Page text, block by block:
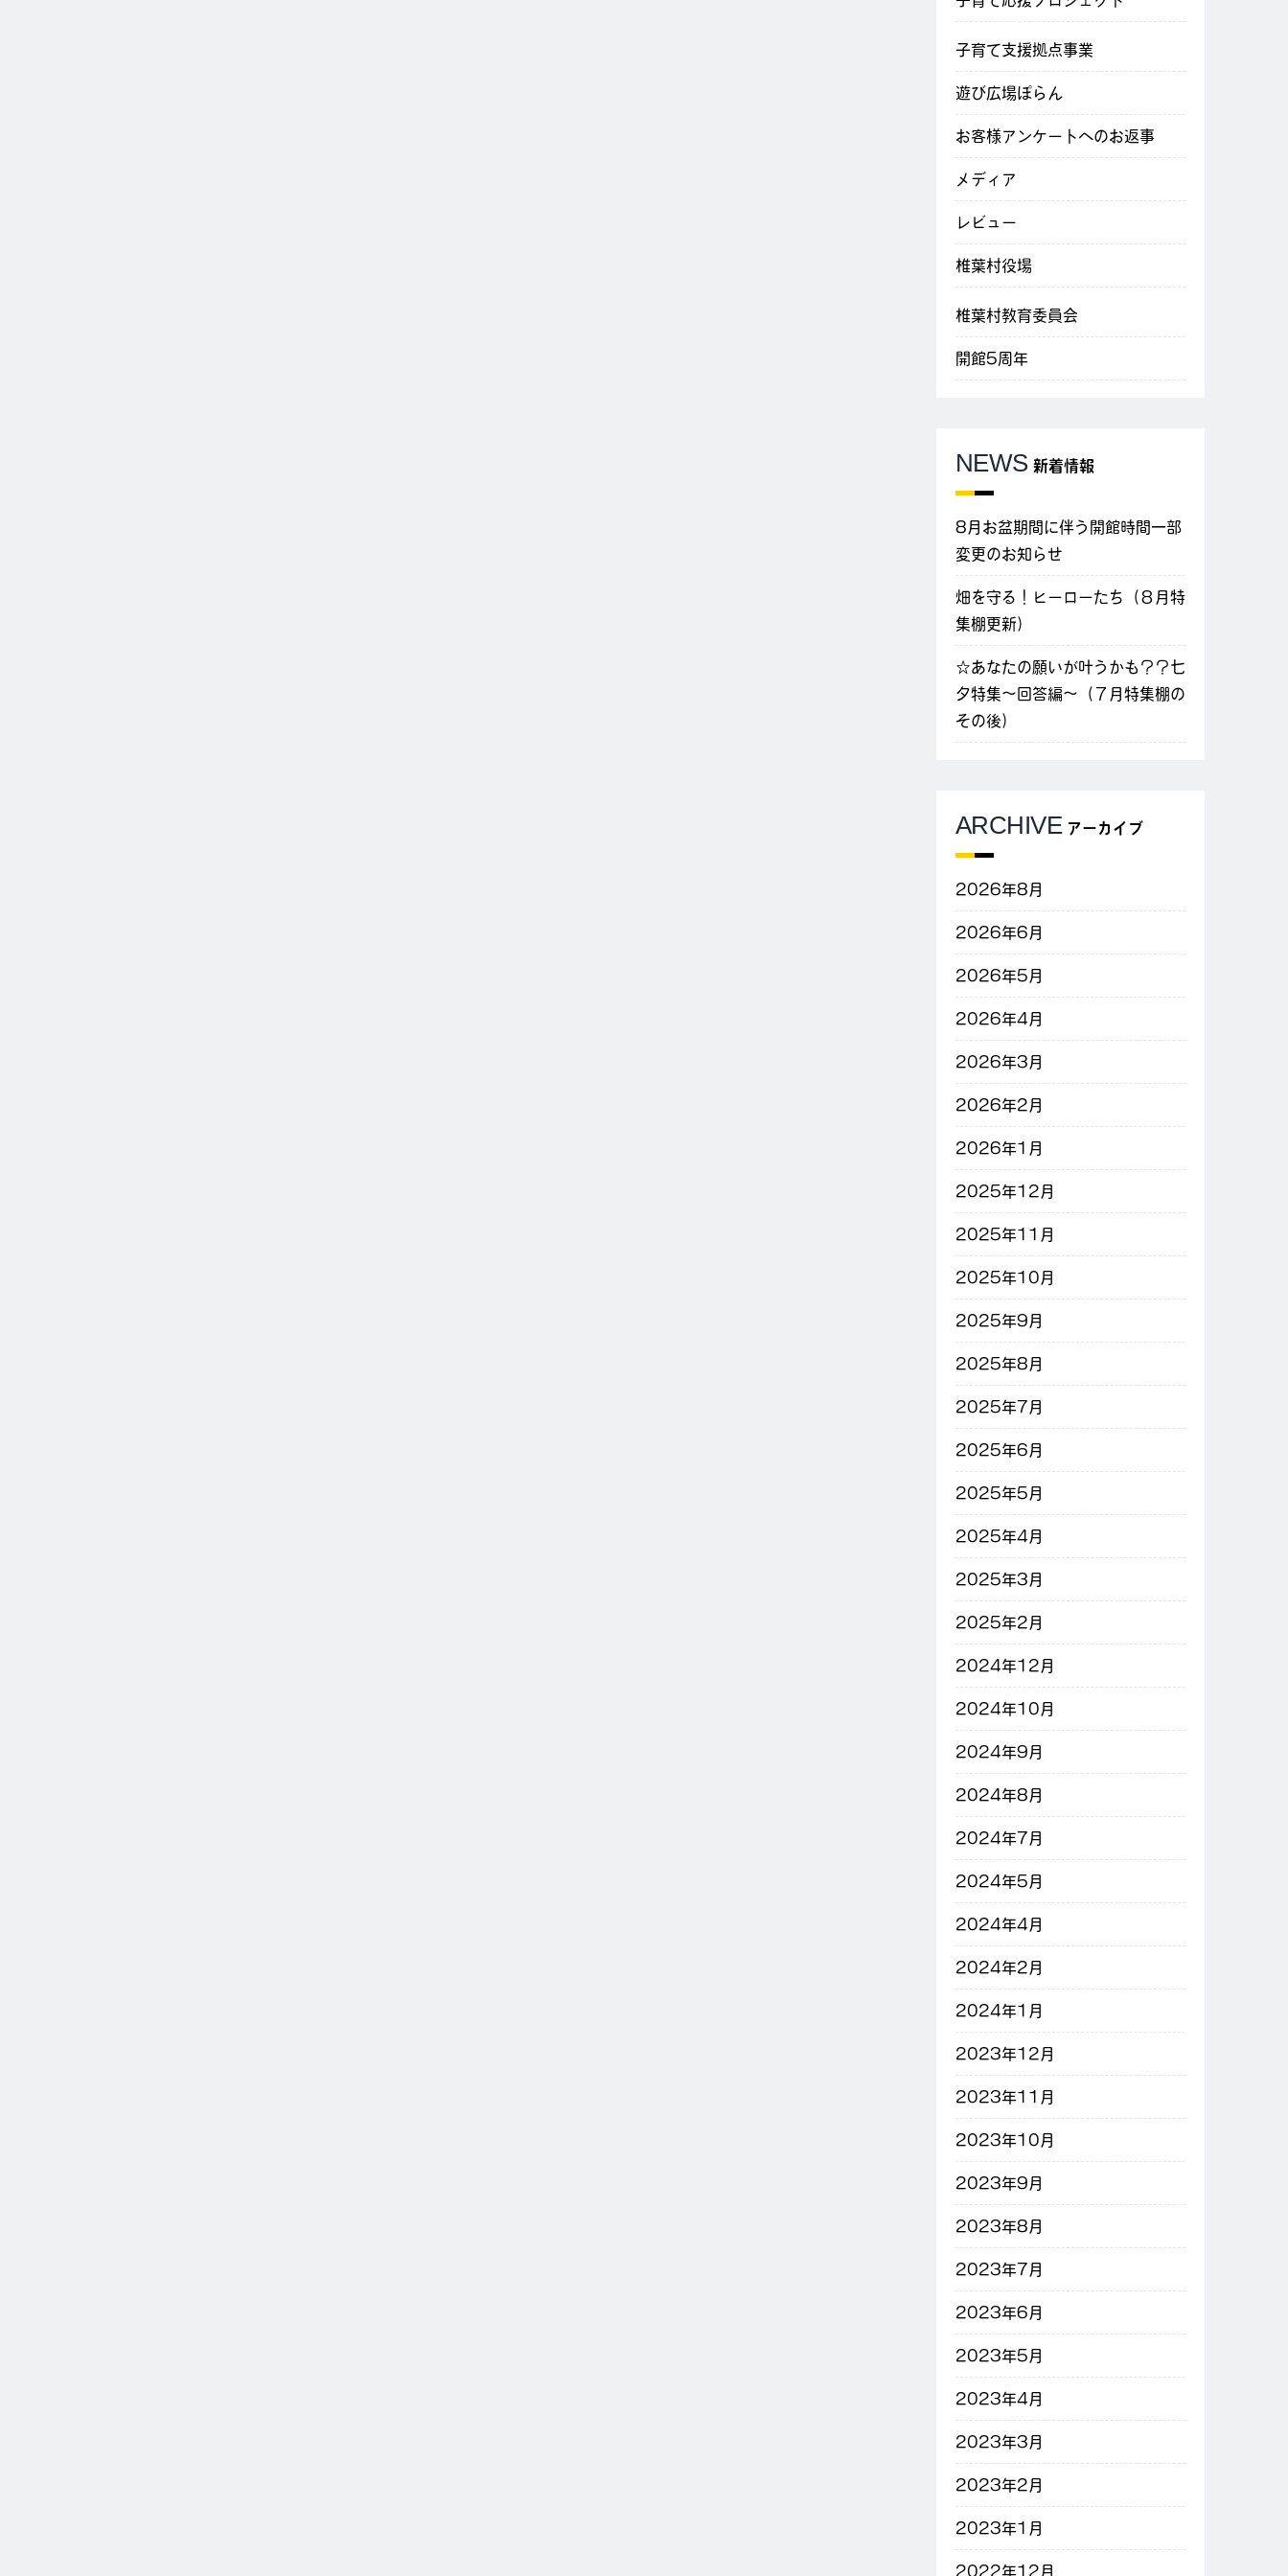
子育て支援拠点事業
遊び広場ぽらん
お客様アンケートへのお返事
メディア
レビュー
椎葉村役場
椎葉村教育委員会
開館5周年
NEWS 新着情報
8月お盆期間に伴う開館時間一部
変更のお知らせ
畑を守る！ヒーローたち（８月特
集棚更新）
☆あなたの願いが叶うかも？？七
夕特集～回答編～（７月特集棚の
その後）
ARCHIVE アーカイブ
2026年8月
2026年6月
2026年5月
2026年4月
2026年3月
2026年2月
2026年1月
2025年12月
2025年11月
2025年10月
2025年9月
2025年8月
2025年7月
2025年6月
2025年5月
2025年4月
2025年3月
2025年2月
2024年12月
2024年10月
2024年9月
2024年8月
2024年7月
2024年5月
2024年4月
2024年2月
2024年1月
2023年12月
2023年11月
2023年10月
2023年9月
2023年8月
2023年7月
2023年6月
2023年5月
2023年4月
2023年3月
2023年2月
2023年1月
2022年12月